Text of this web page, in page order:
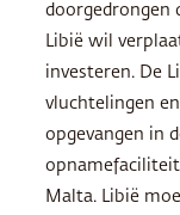
doorgedrongen
Libië wil
investeren. De
vluchtelingen
opgevangen in
Malta. Libië